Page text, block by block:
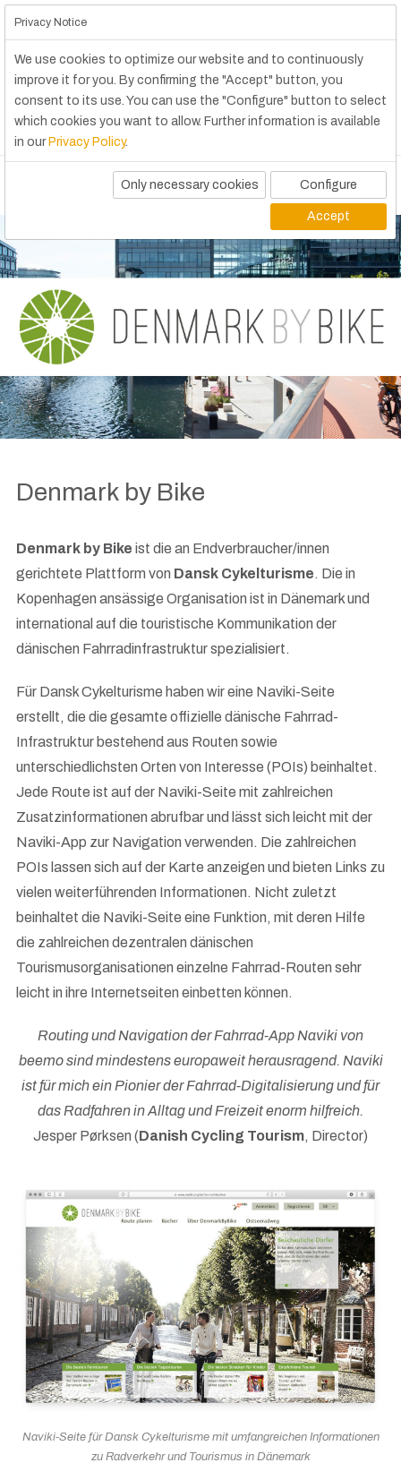
Denmark by Bike
Denmark by Bike ist die an Endverbraucher/innen
gerichtete Plattform von Dansk Cykelturisme. Die in
Kopenhagen ansässige Organisation ist in Dänemark und
international auf die touristische Kommunikation der
dänischen Fahrradinfrastruktur spezialisiert.
Für Dansk Cykelturisme haben wir eine Naviki-Seite
erstellt, die die gesamte offizielle dänische Fahrrad-
Infrastruktur bestehend aus Routen sowie
unterschiedlichsten Orten von Interesse (POIs) beinhaltet.
Jede Route ist auf der Naviki-Seite mit zahlreichen
Zusatzinformationen abrufbar und lässt sich leicht mit der
Naviki-App zur Navigation verwenden. Die zahlreichen
POIs lassen sich auf der Karte anzeigen und bieten Links zu
vielen weiterführenden Informationen. Nicht zuletzt
beinhaltet die Naviki-Seite eine Funktion, mit deren Hilfe
die zahlreichen dezentralen dänischen
Tourismusorganisationen einzelne Fahrrad-Routen sehr
leicht in ihre Internetseiten einbetten können.
Routing und Navigation der Fahrrad-App Naviki von
beemo sind mindestens europaweit herausragend. Naviki
ist für mich ein Pionier der Fahrrad-Digitalisierung und für
das Radfahren in Alltag und Freizeit enorm hilfreich.
Jesper Pørksen (Danish Cycling Tourism, Director)
Naviki-Seite für Dansk Cykelturisme mit umfangreichen Informationen
zu Radverkehr und Tourismus in Dänemark
Privacy Notice
We use cookies to optimize our website and to continuously
improve it for you. By confirming the "Accept" button, you
consent to its use. You can use the "Configure" button to select
which cookies you want to allow. Further information is available
in our Privacy Policy.
Only necessary cookies Configure
Accept